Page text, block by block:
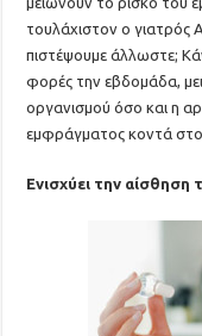
τουλάχιστον ο γιατρός
πιστέψουμε άλλωστε;
φορές την εβδομάδα,
οργανισμού όσο και η
εμφράγματος κοντά
Ενισχύει την